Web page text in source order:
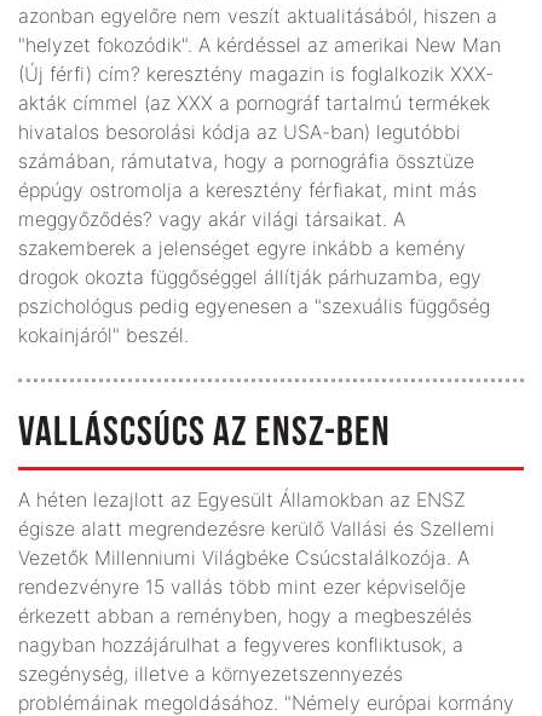
azonban egyelőre nem veszít aktualitásából, hiszen a
"helyzet fokozódik". A kérdéssel az amerikai New Man
(Új férfi) cím? keresztény magazin is foglalkozik XXX-
akták címmel (az XXX a pornográf tartalmú termékek
hivatalos besorolási kódja az USA-ban) legutóbbi
számában, rámutatva, hogy a pornográfia össztüze
éppúgy ostromolja a keresztény férfiakat, mint más
meggyőződés? vagy akár világi társaikat. A
szakemberek a jelenséget egyre inkább a kemény
drogok okozta függőséggel állítják párhuzamba, egy
pszichológus pedig egyenesen a "szexuális függőség
kokainjáról" beszél.
VALLÁSCSÚCS AZ ENSZ-BEN
A héten lezajlott az Egyesült Államokban az ENSZ
égisze alatt megrendezésre kerülő Vallási és Szellemi
Vezetők Millenniumi Világbéke Csúcstalálkozója. A
rendezvényre 15 vallás több mint ezer képviselője
érkezett abban a reményben, hogy a megbeszélés
nagyban hozzájárulhat a fegyveres konfliktusok, a
szegénység, illetve a környezetszennyezés
problémáinak megoldásához. "Némely európai kormány